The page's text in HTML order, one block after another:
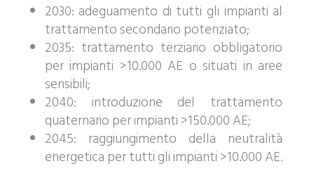
2030: adeguamento di tutti gli impianti al
trattamento secondario potenziato;
2035: trattamento terziario obbligatorio
per impianti >10.000 AE o situati in aree
sensibili;
2040: introduzione del trattamento
quaternario per impianti >150.000 AE;
2045: raggiungimento della neutralità
energetica per tutti gli impianti >10.000 AE.